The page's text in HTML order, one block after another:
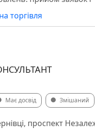
торгівля
Має досвід Змішаний
проспект